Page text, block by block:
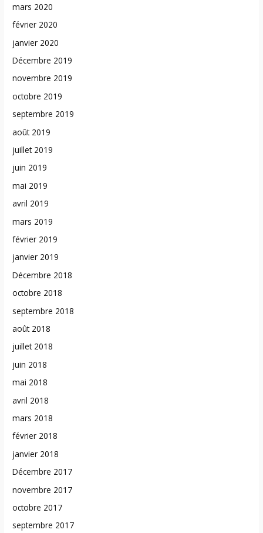
mars 2020
février 2020
janvier 2020
Décembre 2019
novembre 2019
octobre 2019
septembre 2019
août 2019
juillet 2019
juin 2019
mai 2019
avril 2019
mars 2019
février 2019
janvier 2019
Décembre 2018
octobre 2018
septembre 2018
août 2018
juillet 2018
juin 2018
mai 2018
avril 2018
mars 2018
février 2018
janvier 2018
Décembre 2017
novembre 2017
octobre 2017
septembre 2017